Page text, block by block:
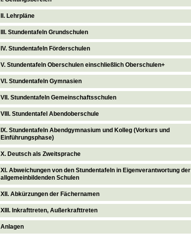
II. Lehrpläne
III. Stundentafeln Grundschulen
IV. Stundentafeln Förderschulen
V. Stundentafeln Oberschulen einschließlich Oberschulen+
VI. Stundentafeln Gymnasien
VII. Stundentafeln Gemeinschaftsschulen
VIII. Stundentafel Abendoberschule
IX. Stundentafeln Abendgymnasium und Kolleg (Vorkurs und
Einführungsphase)
X. Deutsch als Zweitsprache
XI. Abweichungen von den Stundentafeln in Eigenverantwortung der
allgemeinbildenden Schulen
XII. Abkürzungen der Fächernamen
XIII. Inkrafttreten, Außerkrafttreten
Anlagen